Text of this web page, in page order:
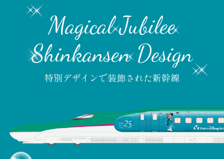
Magical Jubilee
Shinkansen Design
特別デザインで装飾された新幹線